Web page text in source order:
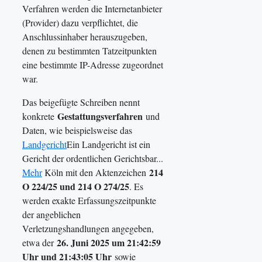
Verfahren werden die Internetanbieter
(Provider) dazu verpflichtet, die
Anschlussinhaber herauszugeben,
denen zu bestimmten Tatzeitpunkten
eine bestimmte IP-Adresse zugeordnet
war.
Das beigefügte Schreiben nennt
konkrete Gestattungsverfahren und
Daten, wie beispielsweise das
LandgerichtEin Landgericht ist ein
Gericht der ordentlichen Gerichtsbar...
MehrKöln mit den Aktenzeichen 214
O 224/25 und 214 O 274/25. Es
werden exakte Erfassungszeitpunkte
der angeblichen
Verletzungshandlungen angegeben,
etwa der26. Juni 2025 um 21:42:59
Uhr und 21:43:05 Uhr sowie